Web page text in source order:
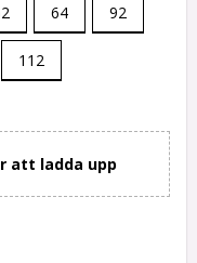
64 92
112
att ladda upp